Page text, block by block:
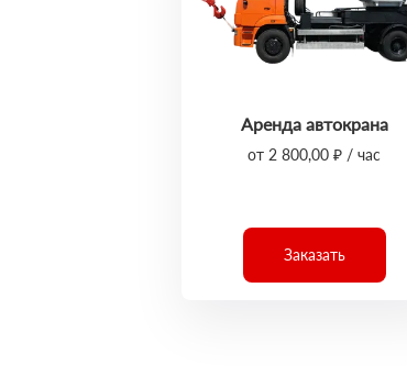
Аренда автокрана
от 2 800,00 ₽ / час
Заказать